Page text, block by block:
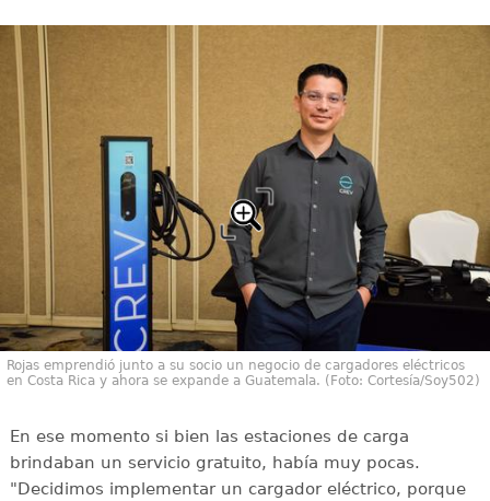
Rojas emprendió junto a su socio un negocio de cargadores eléctricos
en Costa Rica y ahora se expande a Guatemala. (Foto: Cortesía/Soy502)
En ese momento si bien las estaciones de carga
brindaban un servicio gratuito, había muy pocas.
"Decidimos implementar un cargador eléctrico, porque